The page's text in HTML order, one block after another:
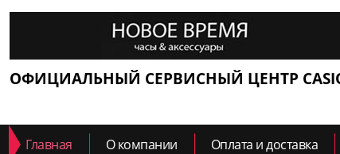
ОФИЦИАЛЬНЫЙ СЕРВИСНЫЙ ЦЕНТР
Главная О компании Оплата и доставка